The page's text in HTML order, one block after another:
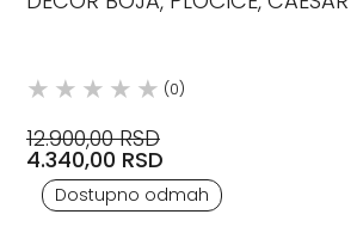
(0)
12.900,00 RSD
4.340,00 RSD
Dostupno odmah